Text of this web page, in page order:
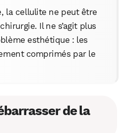
la cellulite ne peut être
Il ne s’agit plus
esthétique : les
comprimés par le
de la